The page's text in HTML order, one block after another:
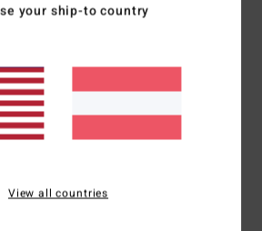
Bewertung
5.0/5
Bewertungen
Preis-Leistungs-Verhältnis
your ship-to country
View all countries